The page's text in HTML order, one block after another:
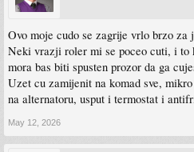
Ovo moje cudo se zagrije vrlo brzo za
Neki vrazji roler mi se poceo cuti, i to
mora bas biti spusten prozor da ga
Uzet cu zamijenit na komad sve,
na alternatoru, usput i termostat i
May 12, 2026